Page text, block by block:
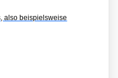
also beispielsweise